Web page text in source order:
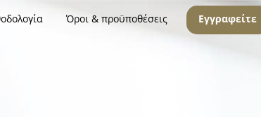
Όροι & προϋποθέσεις Εγγραφείτε